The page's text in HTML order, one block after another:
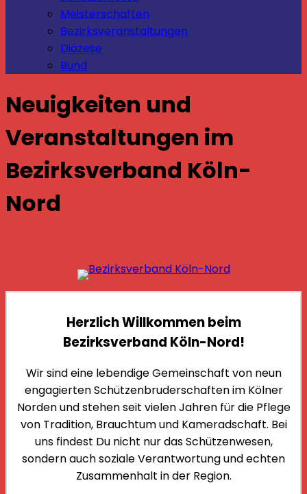
Meisterschaften
Bezirksveranstaltungen
Diözese
Bund
Neuigkeiten und
Veranstaltungen im
Bezirksverband Köln-
Nord
Herzlich Willkommen beim
Bezirksverband Köln-Nord!
Wir sind eine lebendige Gemeinschaft von neun
engagierten Schützenbruderschaften im Kölner
Norden und stehen seit vielen Jahren für die Pflege
von Tradition, Brauchtum und Kameradschaft. Bei
uns findest Du nicht nur das Schützenwesen,
sondern auch soziale Verantwortung und echten
Zusammenhalt in der Region.